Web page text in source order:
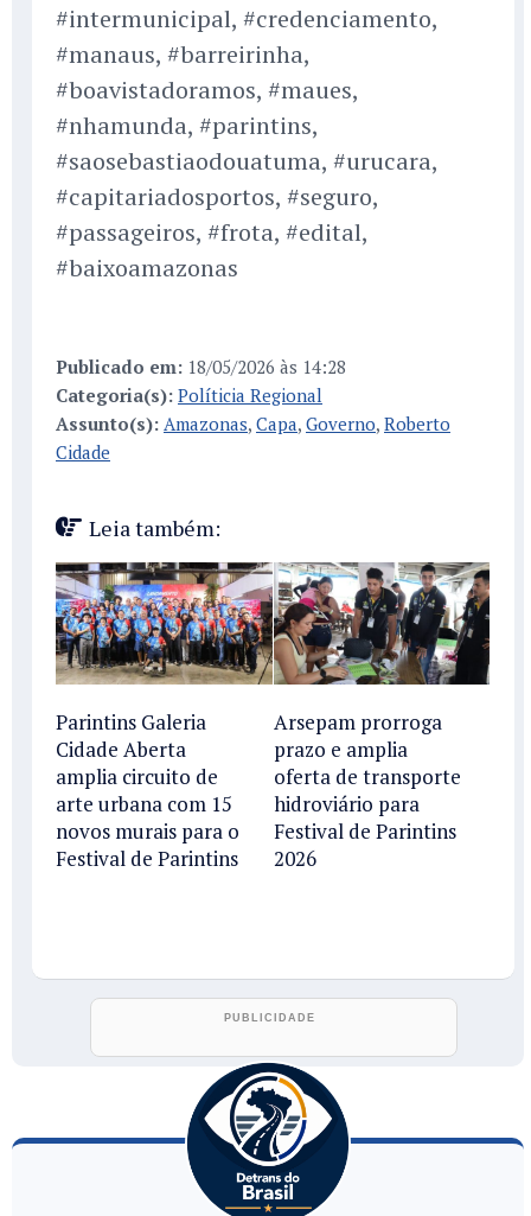
#intermunicipal, #credenciamento,
#manaus, #barreirinha,
#boavistadoramos, #maues,
#nhamunda, #parintins,
#saosebastiaodouatuma, #urucara,
#capitariadosportos, #seguro,
#passageiros, #frota, #edital,
#baixoamazonas
Publicado em: 18/05/2026 às 14:28
Categoria(s): Políticia Regional
Assunto(s): Amazonas, Capa, Governo, Roberto
Cidade
Leia também:
Parintins Galeria
Cidade Aberta
amplia circuito de
arte urbana com 15
novos murais para o
Festival de Parintins
Arsepam prorroga
prazo e amplia
oferta de transporte
hidroviário para
Festival de Parintins
2026